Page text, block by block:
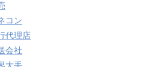
コン
代理店
会社